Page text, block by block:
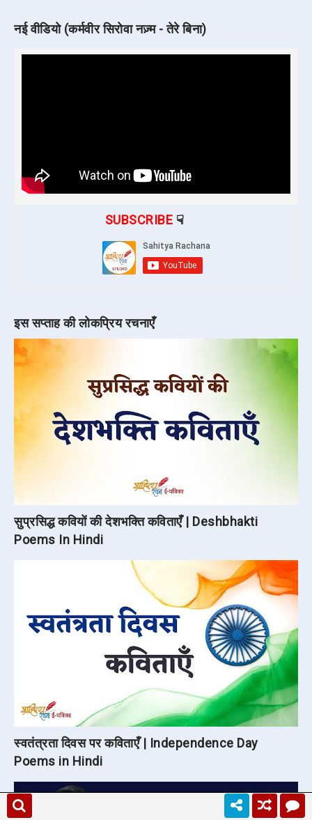
नई वीडियो (कर्मवीर सिरोवा नज़्म - तेरे बिना)
SUBSCRIBE
इस सप्ताह की लोकप्रिय रचनाएँ
सुप्रसिद्ध कवियों की देशभक्ति कविताएँ | Deshbhakti
Poems In Hindi
स्वतंत्रता दिवस पर कविताएँ | Independence Day
Poems in Hindi